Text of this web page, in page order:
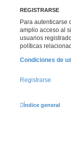
REGISTRARSE
Para autenticarse
amplio acceso al
usuarios
políticas
Condiciones de
Registrarse
Índice general